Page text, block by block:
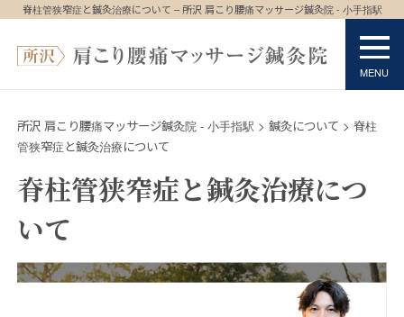
脊柱管狭窄症と鍼灸治療について – 所沢 肩こり腰痛マッサージ鍼灸院 - 小手指駅
所沢 肩こり腰痛マッサージ鍼灸院 - 小手指駅 > 鍼灸について > 脊柱
管狭窄症と鍼灸治療について
脊柱管狭窄症と鍼灸治療につ
いて